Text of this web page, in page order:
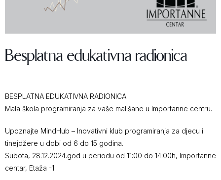
Besplatna edukativna radionica
BESPLATNA EDUKATIVNA RADIONICA
Mala škola programiranja za vaše mališane u Importanne centru.
Upoznajte MindHub – Inovativni klub programiranja za djecu i
tinejdžere u dobi od 6 do 15 godina.
Subota, 28.12.2024.god u periodu od 11:00 do 14:00h, Importanne
centar, Etaža -1